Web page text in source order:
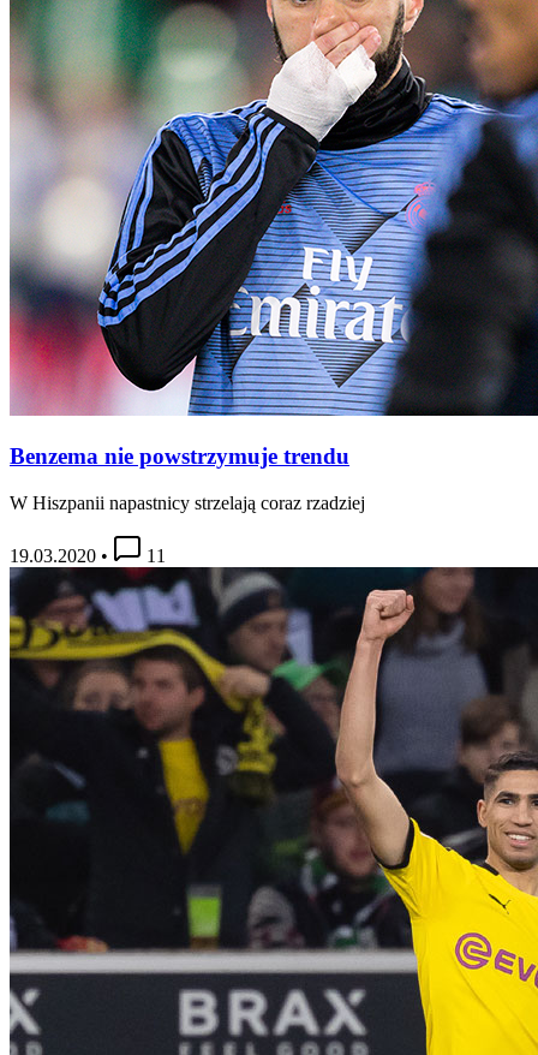
Benzema nie powstrzymuje trendu
W Hiszpanii napastnicy strzelają coraz rzadziej
19.03.2020 • 11